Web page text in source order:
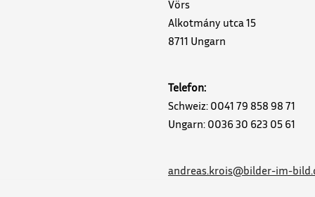
Vörs
Alkotmány utca 15
8711 Ungarn
Telefon:
Schweiz: 0041 79 858 98 71
Ungarn: 0036 30 623 05 61
andreas.krois@bilder-im-